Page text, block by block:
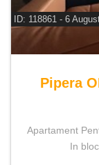
ID: 118861 - 6
De
Pipera
Apartament
In bloc